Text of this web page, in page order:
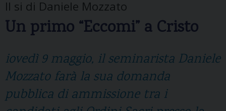
Il si di Daniele Mozzato
Un primo “Eccomi” a Cristo
iovedì 9 maggio, il seminarista Daniele
Mozzato farà la sua domanda
pubblica di ammissione tra i